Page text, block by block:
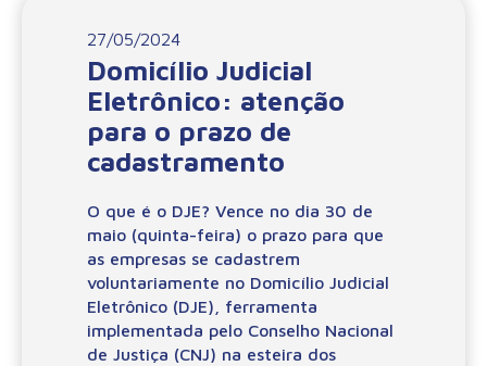
27/05/2024
Domicílio Judicial
Eletrônico: atenção
para o prazo de
cadastramento
O que é o DJE? Vence no dia 30 de
maio (quinta-feira) o prazo para que
as empresas se cadastrem
voluntariamente no Domicílio Judicial
Eletrônico (DJE), ferramenta
implementada pelo Conselho Nacional
de Justiça (CNJ) na esteira dos